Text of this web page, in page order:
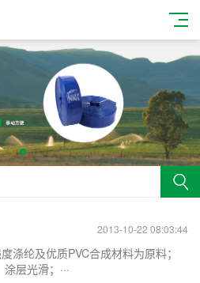
2013-10-22 08:03:44
涤纶及优质PVC合成材料为原料；
层光滑；···